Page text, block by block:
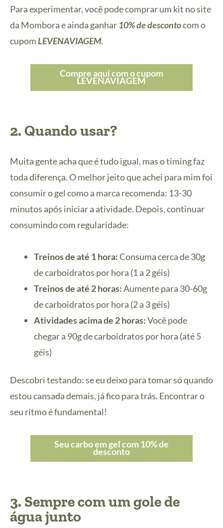
Para experimentar, você pode comprar um kit no site
da Mombora e ainda ganhar 10% de descontocom o
cupomLEVENAVIAGEM.
Compre aqui com o cupom
LEVENAVIAGEM
2. Quando usar?
Muita gente acha que é tudo igual, mas o timing faz
toda diferença. O melhor jeito que achei para mim foi
consumir o gel como a marca recomenda: 13-30
minutos após iniciar a atividade. Depois, continuar
consumindo com regularidade:
Treinos de até 1 hora:Consuma cerca de 30g
de carboidratos por hora (1 a 2 géis)
Treinos de até 2 horas:Aumente para 30-60g
de carboidratos por hora (2 a 3 géis)
Atividades acima de 2 horas:Você pode
chegar a 90g de carboidratos por hora (até 5
géis)
Descobri testando: se eu deixo para tomar só quando
estou cansada demais, já fico para trás. Encontrar o
seu ritmo é fundamental!
Seu carbo em gel com 10% de
desconto
3. Sempre com um gole de
água junto